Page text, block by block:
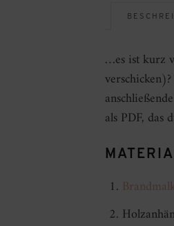
…es ist kurz
als PDF, das